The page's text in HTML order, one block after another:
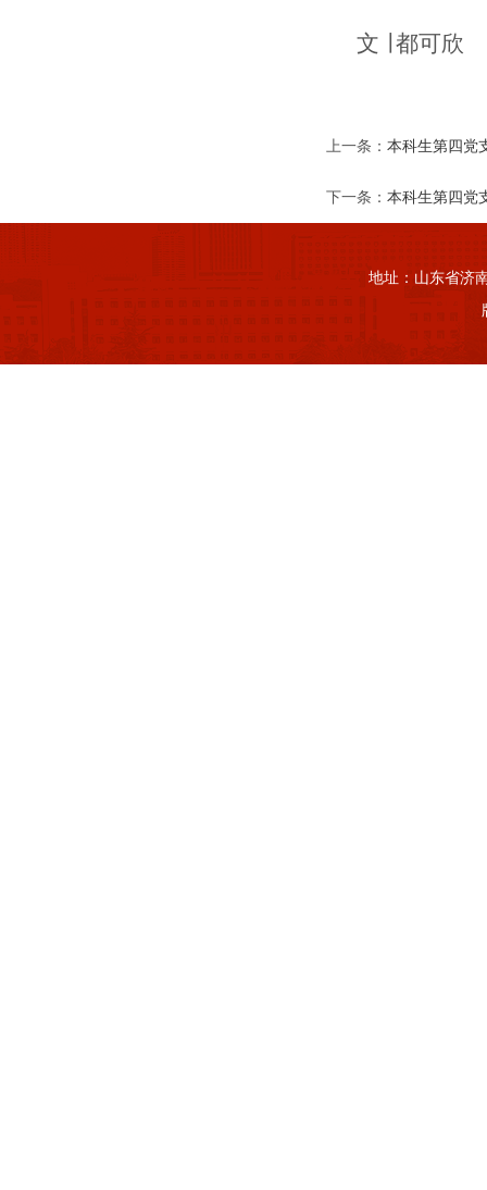
文 ∣ 都可欣
上一条： 本科生第四党
下一条： 本科生第四党
地址：山东省济